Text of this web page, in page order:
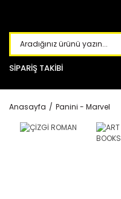
SİPARİŞ TAKİBİ
Anasayfa Panini - Marvel